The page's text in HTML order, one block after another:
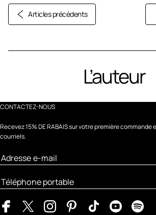
Articles précédents
L’auteur
CONTACTEZ-NOUS
Recevez 15% DE RABAIS sur votre première commande
courriels.